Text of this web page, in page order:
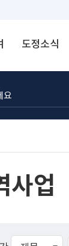
도정소식
사업